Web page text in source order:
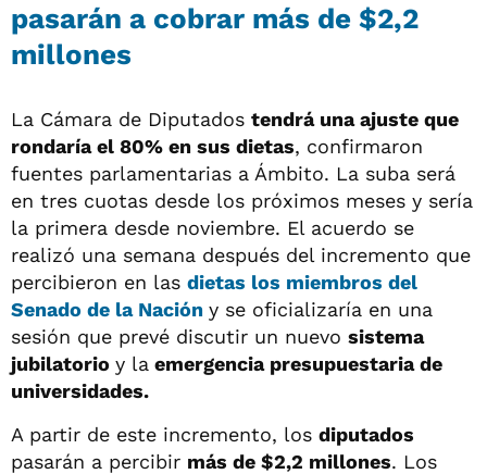
pasarán a cobrar más de $2,2
millones
La Cámara de Diputados tendrá una ajuste que
rondaría el 80% en sus dietas, confirmaron
fuentes parlamentarias a Ámbito. La suba será
en tres cuotas desde los próximos meses y sería
la primera desde noviembre. El acuerdo se
realizó una semana después del incremento que
percibieron en las dietas los miembros del
Senado de la Nación y se oficializaría en una
sesión que prevé discutir un nuevo sistema
jubilatorio y la emergencia presupuestaria de
universidades.
A partir de este incremento, los diputados
pasarán a percibir más de $2,2 millones. Los